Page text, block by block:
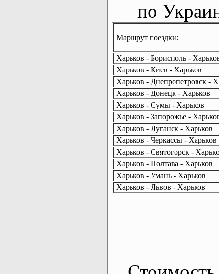
по
Маршрут поездки:
Харьков - Борисполь -
Харьков - Киев - Харьков
Харьков - Днепропетровск -
Харьков - Донецк - Харьков
Харьков - Сумы - Харьков
Харьков - Запорожье -
Харьков - Луганск - Харьков
Харьков - Черкассы - Харьков
Харьков - Святогорск -
Харьков - Полтава - Харьков
Харьков - Умань - Харьков
Харьков - Львов - Харьков